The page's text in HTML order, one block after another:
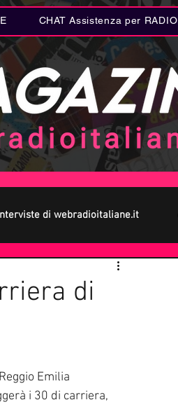
CHAT Assistenza per RADIO
di webradioitaliane.it
Letteratura
offerti da WRI
di
Emilia
i 30 di carriera,